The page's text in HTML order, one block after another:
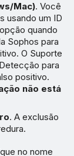
Mac). Você
usando um ID
quando
Sophos para
O Suporte
para
positivo.
não está
. A exclusão
no nome